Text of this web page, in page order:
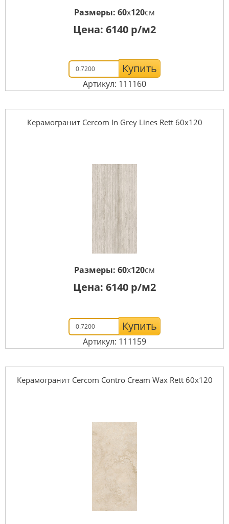
Размеры: 60x120см
Цена: 6140 р/м2
Купить
Артикул: 111160
Керамогранит Cercom In Grey Lines Rett 60х120
Размеры: 60x120см
Цена: 6140 р/м2
Купить
Артикул: 111159
Керамогранит Cercom Contro Cream Wax Rett 60х120